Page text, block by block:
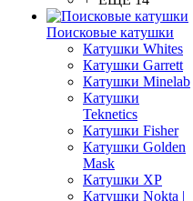
Поисковые катушки
Катушки Whites
Катушки Garrett
Катушки Minelab
Катушки
Teknetics
Катушки Fisher
Катушки Golden
Mask
Катушки XP
Катушки Nokta |